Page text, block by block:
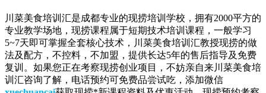
川菜美食培训汇是成都专业的现捞培训学校，拥有2000平方的
专业教学场地，现捞课程属于短期技术培训课程，一般学习
5~7天即可掌握全套核心技术，川菜美食培训汇教授现捞的做
法及配方，不控料，不加盟，提供长达5年的售后指导及免费
复训。如果您正在考察现捞创业项目，不妨亲自来川菜美食培
训汇咨询了解，电话预约可免费品尝试吃，添加微信